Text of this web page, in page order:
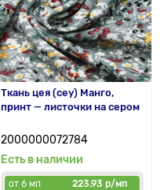
Ткань цея (cey) Манго,
принт — листочки на сером
2000000072784
Есть в наличии
от 6 мп
223.93 р/мп